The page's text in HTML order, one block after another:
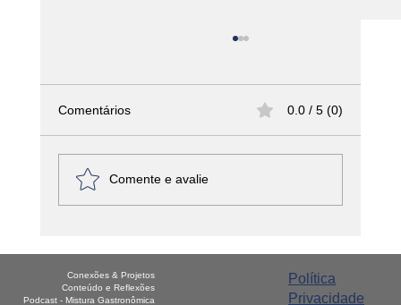
América Latina - Haiti – Griot
Comentários 0.0 / 5 (0)
Comente e avalie
Política
Privacidade
Conexões & Projetos
Conteúdo e Reflexões
Podcast - Mistura Gastronômica